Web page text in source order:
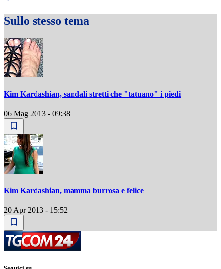
Sullo stesso tema
Kim Kardashian, sandali stretti che "tatuano" i piedi
06 Mag 2013 - 09:38
Kim Kardashian, mamma burrosa e felice
20 Apr 2013 - 15:52